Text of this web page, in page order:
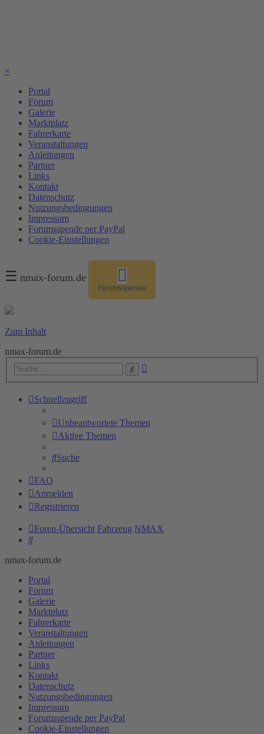
×
Portal
Forum
Galerie
Marktplatz
Fahrerkarte
Veranstaltungen
Anleitungen
Partner
Links
Kontakt
Datenschutz
Nutzungsbedingungen
Impressum
Forumsspende per PayPal
Cookie-Einstellungen
☰ nmax-forum.de
Forumsspende
Zum Inhalt
nmax-forum.de
Suche
Schnellzugriff
Unbeantwortete Themen
Aktive Themen
Suche
FAQ
Anmelden
Registrieren
Foren-Übersicht Fahrzeug NMAX
Suche
nmax-forum.de
Portal
Forum
Galerie
Marktplatz
Fahrerkarte
Veranstaltungen
Anleitungen
Partner
Links
Kontakt
Datenschutz
Nutzungsbedingungen
Impressum
Forumsspende per PayPal
Cookie-Einstellungen